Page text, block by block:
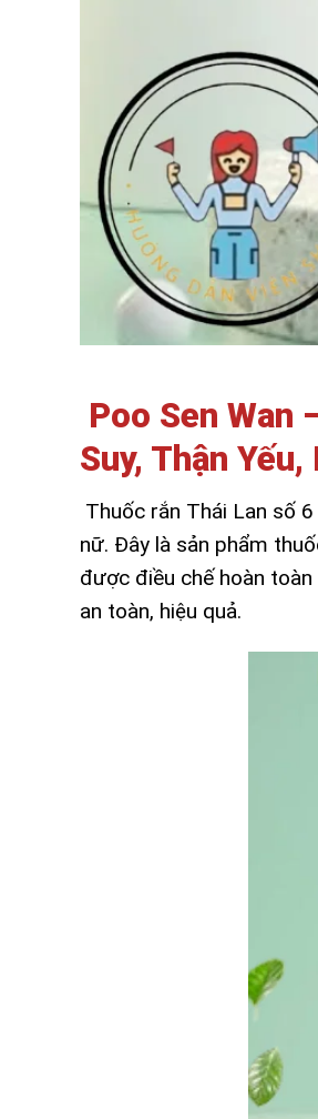
Poo Sen Wan
Suy, Thận
Thuốc rắn Thái Lan số
nữ. Đây là sản phẩm
được điều chế hoàn
an toàn, hiệu quả.